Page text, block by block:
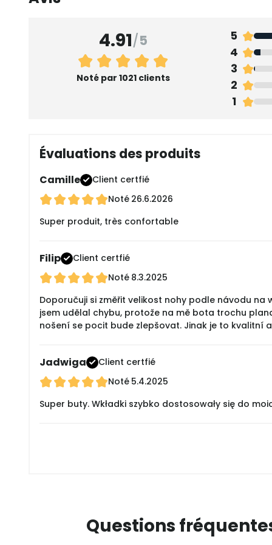
4.91/5
Noté par 1021 clients
5
4
3
2
1
Évaluations des produits
Camille
Client certfié
Noté 26.6.2026
Super produit, très confortable
Filip
Client certfié
Noté 8.3.2025
Doporučuji si změřit velikost nohy podle návodu na
jsem udělal chybu, protože na mě bota trochu
nošení se pocit bude zlepšovat. Jinak je to kvalitní
Jadwiga
Client certfié
Noté 5.4.2025
Super buty. Wkładki szybko dostosowały się do
Questions